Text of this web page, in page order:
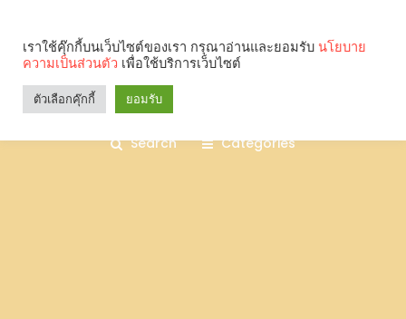
Search Categories
เราใช้คุ๊กกี้บนเว็บไซต์ของเรา กรุณาอ่านและยอมรับ นโยบาย
ความเป็นส่วนตัว เพื่อใช้บริการเว็บไซต์
ตัวเลือกคุ๊กกี้ ยอมรับ